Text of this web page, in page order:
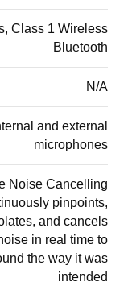
Class 1 Wireless
Bluetooth
N/A
and external
microphones
Noise Cancelling
pinpoints,
and cancels
in real time to
the way it was
intended